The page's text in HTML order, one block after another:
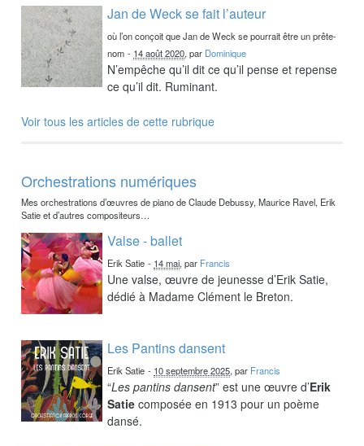
Jan de Weck se fait l’auteur
où l’on conçoit que Jan de Weck se pourrait être un prête-
nom - 14 août 2020, par Dominique
N’empêche qu’il dit ce qu’il pense et repense
ce qu’il dit. Ruminant.
Voir tous les articles de cette rubrique
Orchestrations numériques
Mes orchestrations d’œuvres de piano de Claude Debussy, Maurice Ravel, Erik
Satie et d’autres compositeurs…
Valse - ballet
Erik Satie - 14 mai, par Francis
Une valse, œuvre de jeunesse d’Erik Satie,
dédié à Madame Clément le Breton.
Les Pantins dansent
Erik Satie - 10 septembre 2025, par Francis
“Les pantins dansent” est une œuvre d’Erik
Satie composée en 1913 pour un poème
dansé.